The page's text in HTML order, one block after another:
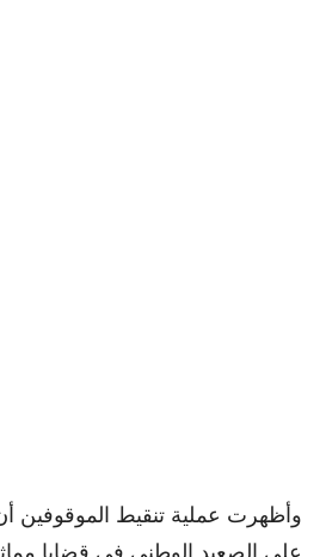
وأظهرت عملية تنقيط الموقوفين
على الصعيد الوطني في قضايا